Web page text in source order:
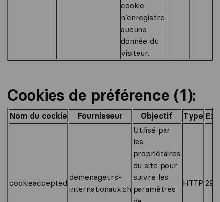
cookie
n’enregistre
aucune
donnée du
visiteur.
Cookies de préférence (1):
Nom du cookie Fournisseur Objectif Type
cookieaccepted
demenageurs-
internationaux.ch
Utilisé par
les
propriétaires
du site pour
suivre les
paramètres
HTTP 29